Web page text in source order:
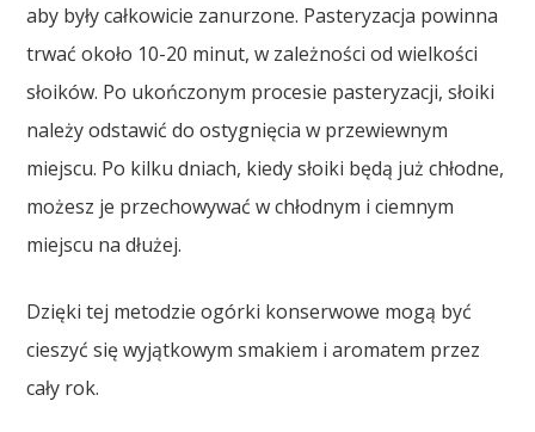
aby były całkowicie zanurzone. Pasteryzacja powinna
trwać około 10-20 minut, w zależności od wielkości
słoików. Po ukończonym procesie pasteryzacji, słoiki
należy odstawić do ostygnięcia w przewiewnym
miejscu. Po kilku dniach, kiedy słoiki będą już chłodne,
możesz je przechowywać w chłodnym i ciemnym
miejscu na dłużej.
Dzięki tej metodzie ogórki konserwowe mogą być
cieszyć się wyjątkowym smakiem i aromatem przez
cały rok.